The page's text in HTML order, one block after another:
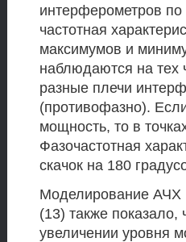
интерферометров
частотная
максимумов и
наблюдаются на тех
разные плечи
(противофазно).
мощность, то в
Фазочастотная
скачок на 180
Моделирование
(13) также показало,
увеличении уровня